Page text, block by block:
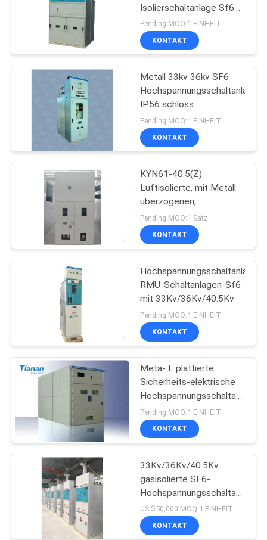
VERBINDUNG
NACHRICHTEN
FORDERN
SIE EIN
SITEMAP
PRIVACY
POLICY
Isolierschaltanlage Sf6
isoliert, HXGT-Reihe mit
35 | 40.5KV
Pending MOQ:1 EINHEIT
KONTAKT
Metall 33kv 36kv SF6
Hochspannungsschaltanlage-
IP56 schloss
Schaltanlage ein
Pending MOQ:1 EINHEIT
KONTAKT
KYN61-40.5(Z)
Luftisolierte, mit Metall
überzogenen,
abnehmbaren
Wechselstrom-
Hochspannungsschalter
Pending MOQ:1 Satz
KONTAKT
Hochspannungsschaltanlage
RMU-Schaltanlagen-Sf6
mit 33Kv/36Kv/40.5Kv
Pending MOQ:1 EINHEIT
KONTAKT
Meta- L plattierte
Sicherheits-elektrische
Hochspannungsschaltanlage
Wechselstrom-40.5kV
mit Edelstahl
Pending MOQ:1 EINHEIT
KONTAKT
33Kv/36Kv/40.5Kv
gasisolierte SF6-
Hochspannungsschaltanlage
mit 630A Nennstrom für
Innenräume RMU-
Schaltanlage
US $50,000 MOQ:1 EINHEIT
KONTAKT